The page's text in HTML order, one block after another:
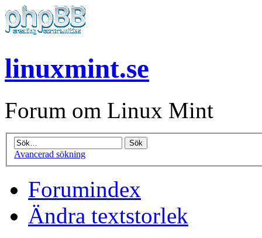
linuxmint.se
Forum om Linux Mint
Avancerad sökning
Forumindex
Ändra textstorlek